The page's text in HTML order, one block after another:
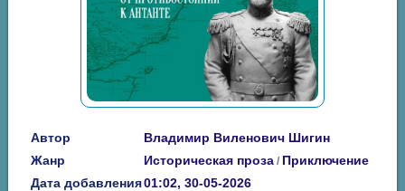
Автор
Владимир Виленович Шигин
Жанр
Историческая проза / Приключение
Дата добавления01:02, 30-05-2026